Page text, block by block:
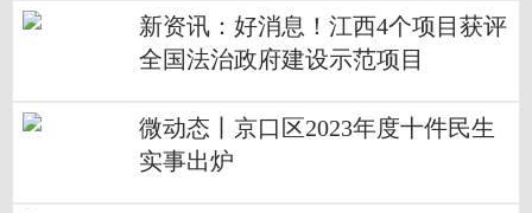
新资讯：好消息！江西4个项目获评
全国法治政府建设示范项目
微动态丨京口区2023年度十件民生
实事出炉